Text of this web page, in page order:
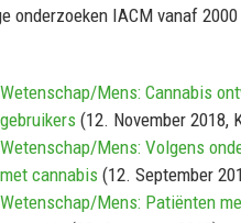
onderzoeken IACM vanaf
Wetenschap/Mens: Cannabis
gebruikers (12. November 2018,
Wetenschap/Mens: Volgens
met cannabis (12. September
Wetenschap/Mens: Patiënten